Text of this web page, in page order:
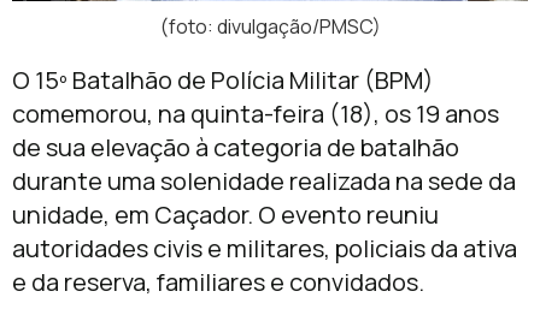
(foto: divulgação/PMSC)
O 15º Batalhão de Polícia Militar (BPM)
comemorou, na quinta-feira (18), os 19 anos
de sua elevação à categoria de batalhão
durante uma solenidade realizada na sede da
unidade, em Caçador. O evento reuniu
autoridades civis e militares, policiais da ativa
e da reserva, familiares e convidados.